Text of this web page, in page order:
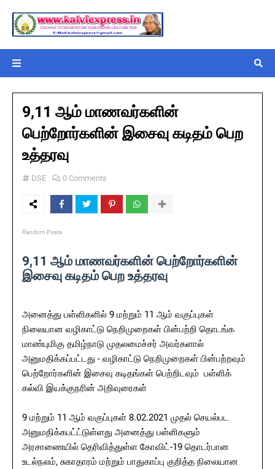
9,11 ஆம் மாணவர்களின்‌
பெற்றோர்களின்‌ இசைவு கடிதம் பெற
உத்தரவு
DSE 0 Comments
Random Posts
9,11 ஆம் மாணவர்களின்‌ பெற்றோர்களின்‌
இசைவு கடிதம் பெற உத்தரவு
அனைத்து பள்ளிகளில்‌ 9 மற்றும்‌ 11 ஆம்‌ வகுப்புகள்‌
நிலையான வழிகாட்டு நெறிமுறைகள்‌ பின்பற்றி தொடங்க
மாண்புமிகு தமிழ்நாடு முதலமைச்சர்‌ அவர்களால்‌
அனுமதிக்கப்பட்டது - வழிகாட்டு நெறிமுறைகள்‌ பின்பற்றவும்‌
பெற்றோர்களின்‌ இசைவு கடிதங்கள்‌ பெற்றிடவும்‌ பள்ளிக்‌
கல்வி இயக்குநரின் அறிவுரைகள்
9 மற்றும்‌ 11 ஆம்‌ வகுப்புகள்‌ 8.02.2021 முதல்‌ செயல்பட
அனுமதிக்கபட்ட்டுள்ளது அனைத்து பள்ளிகளும்
அரசாணையில்‌ தெரிவித்துள்ள கோவிட்‌-19 தொடர்பான
உடல்நலம்‌, சுகாதாரம்‌ மற்றும்‌ பாதுகாப்பு குறித்த நிலையான